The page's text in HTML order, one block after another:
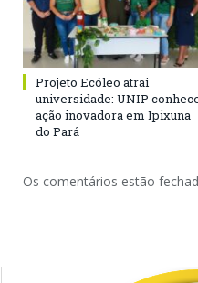
Projeto Ecóleo atrai
universidade: UNIP
ação inovadora em Ipixuna
do Pará
Os comentários estão